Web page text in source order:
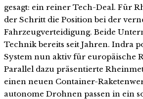
gesagt: ein reiner Tech-Deal. Für
der Schritt die Position bei der
Fahrzeugverteidigung. Beide
Technik bereits seit Jahren. Indra
System nun aktiv für europäische
Parallel dazu präsentierte
einen neuen Container-
autonome Drohnen passen in ein